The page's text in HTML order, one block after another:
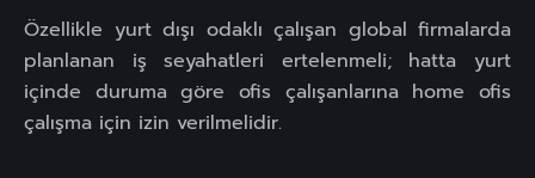
Özellikle yurt dışı odaklı çalışan global firmalarda
planlanan iş seyahatleri ertelenmeli; hatta yurt
içinde duruma göre ofis çalışanlarına home ofis
çalışma için izin verilmelidir.